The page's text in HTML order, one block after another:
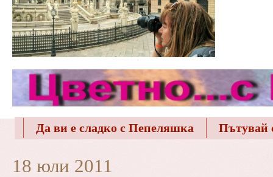
Да ви е сладко с Пепеляшка Пътувай
18 юли 2011